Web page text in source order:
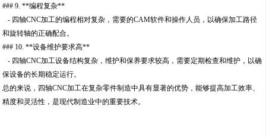
### 9. **编程复杂**
- 四轴CNC加工的编程相对复杂，需要的CAM软件和操作人员，以确保加工路径
和旋转轴的正确配合。
### 10. **设备维护要求高**
- 四轴CNC加工设备结构复杂，维护和保养要求较高，需要定期检查和维护，以确
保设备的长期稳定运行。
总的来说，四轴CNC加工在复杂零件制造中具有显著的优势，能够提高加工效率、
精度和灵活性，是现代制造业中的重要技术。